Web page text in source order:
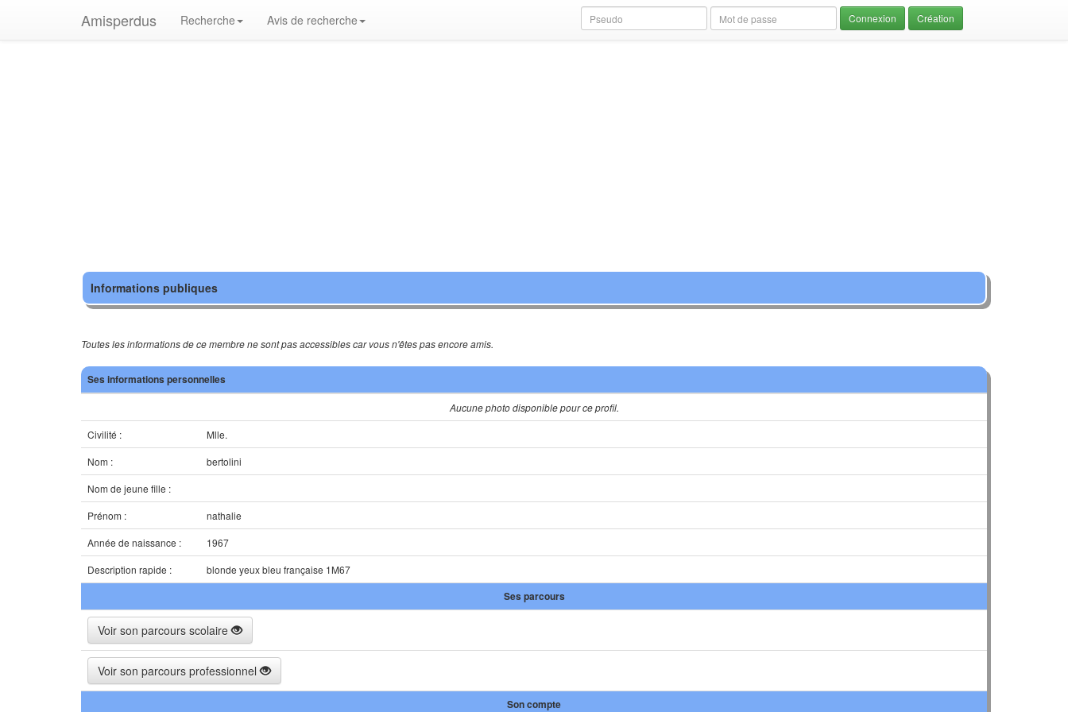
Amisperdus Recherche Avis de recherche Création
Informations publiques
Toutes les informations de ce membre ne sont pas accessibles car vous n'êtes pas encore amis.
Ses informations personnelles
Aucune photo disponible pour ce profil.
Civilité :
Mlle.
Nom :
bertolini
Nom de jeune fille :
Prénom :
nathalie
Année de naissance :
1967
Description rapide :
blonde yeux bleu française 1M67
Ses parcours
Voir son parcours scolaire
Voir son parcours professionnel
Son compte